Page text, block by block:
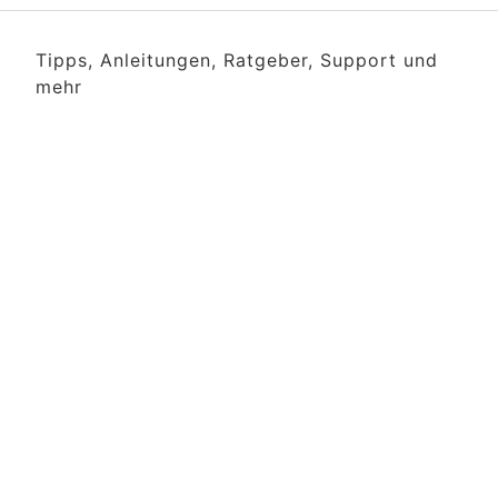
Tipps, Anleitungen, Ratgeber, Support und
mehr